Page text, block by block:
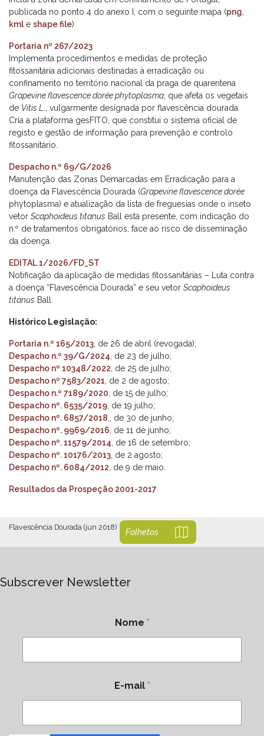
publicada no ponto 4 do anexo I, com o seguinte mapa (png
kml e shape file)
Portaria nº 267/2023
Implementa procedimentos e medidas de proteção
fitossanitária adicionais destinadas à erradicação ou
confinamento no território nacional da praga de quarentena
Grapevine flavescence dorée phytoplasma , que afeta os vegetais
de Vitis L
., vulgarmente designada por flavescência dourada.
Cria a plataforma gesFITO, que constitui o sistema oficial de
registo e gestão de informação para prevenção e controlo
fitossanitário.
Despacho n.º 69/G/2026
Manutenção das Zonas Demarcadas em Erradicação para a
doença da Flavescência Dourada (Grapevine flavescence dorée
phytoplasma) e atualização da lista de freguesias onde o inseto
vetor Scaphoideus titanus Ball está presente, com indicação do
n.º de tratamentos obrigatórios, face ao risco de disseminação
da doença.
EDITAL 1/2026/FD_ST
Notificação da aplicação de medidas fitossanitárias – Luta contra
a doença “Flavescência Dourada” e seu vetor Scaphoideus
titanus Ball.
Histórico Legislação:
Portaria n.º 165/2013 , de 26 de abril (revogada);
Despacho n.º 39/G/2024 , de 23 de julho;
Despacho nº 10348/2022 , de 25 de julho;
Despacho nº 7583/2021 , de 2 de agosto;
Despacho n.º 7189/2020 , de 15 de julho;
Despacho nº. 6535/2019 , de 19 julho;
Despacho nº. 6857/2018 ,, de 30 de junho;
Despacho nº. 9969/2016 , de 11 de junho;
Despacho nº. 11579/2014 , de 16 de setembro;
Despacho nº. 10176/2013 , de 2 agosto;
Despacho nº. 6084/2012 , de 9 de maio.
Resultados da Prospeção 2001-2017
Flavescência Dourada (jun 2018) Folhetos
Subscrever Newsletter
Nome *
E-mail *